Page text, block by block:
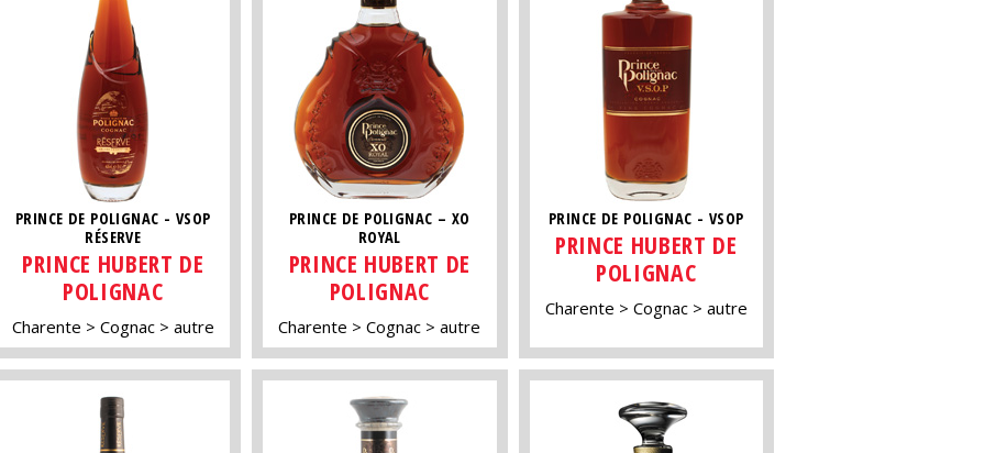
PRINCE DE POLIGNAC - VSOP
RÉSERVE
PRINCE HUBERT DE
POLIGNAC
Charente Cognac autre
PRINCE DE POLIGNAC – XO
ROYAL
PRINCE HUBERT DE
POLIGNAC
Charente Cognac autre
PRINCE DE POLIGNAC - VSOP
PRINCE HUBERT DE
POLIGNAC
Charente Cognac autre